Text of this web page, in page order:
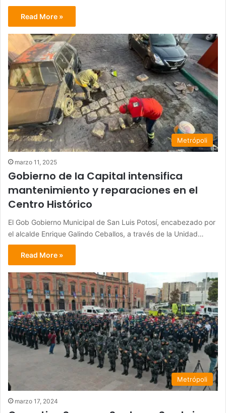
Read More »
Metrópoli
marzo 11, 2025
Gobierno de la Capital intensifica
mantenimiento y reparaciones en el
Centro Histórico
El Gob Gobierno Municipal de San Luis Potosí, encabezado por
el alcalde Enrique Galindo Ceballos, a través de la Unidad…
Read More »
Metrópoli
marzo 17, 2024